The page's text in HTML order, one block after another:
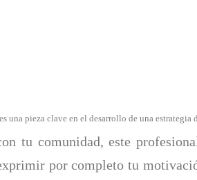
una pieza clave en el desarrollo de una estrategia
tu comunidad, este
por completo tu